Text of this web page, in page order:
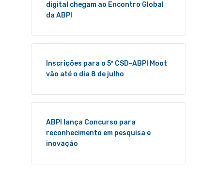
digital chegam ao Encontro Global
da ABPI
Inscrições para o 5º CSD-ABPI Moot
vão até o dia 8 de julho
ABPI lança Concurso para
reconhecimento em pesquisa e
inovação